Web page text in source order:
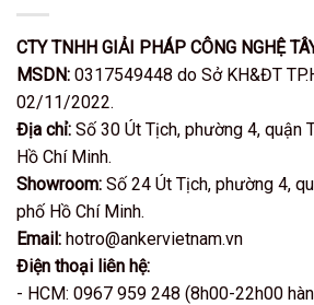
CTY TNHH GIẢI PHÁP CÔNG NGHỆ
MSDN: 0317549448 do Sở KH&ĐT
02/11/2022.
Địa chỉ: Số 30 Út Tịch, phường 4, quận
Hồ Chí Minh.
Showroom: Số 24 Út Tịch, phường 4,
phố Hồ Chí Minh.
Email: hotro@ankervietnam.vn
Điện thoại liên hệ:
- HCM: 0967 959 248 (8h00-22h00